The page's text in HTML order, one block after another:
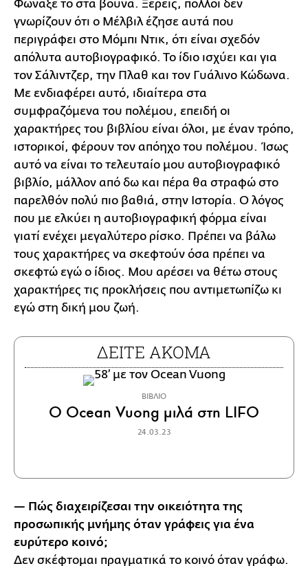
Φώναξέ το στα βουνά. Ξέρεις, πολλοί δεν
γνωρίζουν ότι ο Μέλβιλ έζησε αυτά που
περιγράφει στο Μόμπι Ντικ, ότι είναι σχεδόν
απόλυτα αυτοβιογραφικό. Το ίδιο ισχύει και για
τον Σάλιντζερ, την Πλαθ και τον Γυάλινο Κώδωνα.
Με ενδιαφέρει αυτό, ιδιαίτερα στα
συμφραζόμενα του πολέμου, επειδή οι
χαρακτήρες του βιβλίου είναι όλοι, με έναν τρόπο,
ιστορικοί, φέρουν τον απόηχο του πολέμου. Ίσως
αυτό να είναι το τελευταίο μου αυτοβιογραφικό
βιβλίο, μάλλον από δω και πέρα θα στραφώ στο
παρελθόν πολύ πιο βαθιά, στην Ιστορία. Ο λόγος
που με ελκύει η αυτοβιογραφική φόρμα είναι
γιατί ενέχει μεγαλύτερο ρίσκο. Πρέπει να βάλω
τους χαρακτήρες να σκεφτούν όσα πρέπει να
σκεφτώ εγώ ο ίδιος. Μου αρέσει να θέτω στους
χαρακτήρες τις προκλήσεις που αντιμετωπίζω κι
εγώ στη δική μου ζωή.
ΔΕΙΤΕ ΑΚΟΜΑ
ΒΙΒΛΙΟ
Ο Ocean Vuong μιλά στη LIFO
24.03.23
— Πώς διαχειρίζεσαι την οικειότητα της
προσωπικής μνήμης όταν γράφεις για ένα
ευρύτερο κοινό;
Δεν σκέφτομαι πραγματικά το κοινό όταν γράφω.